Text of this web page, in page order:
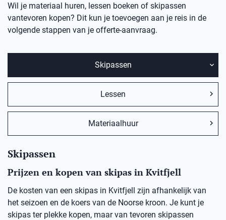
Wil je materiaal huren, lessen boeken of skipassen
vantevoren kopen? Dit kun je toevoegen aan je reis in de
volgende stappen van je offerte-aanvraag.
Skipassen
Lessen
Materiaalhuur
Skipassen
Prijzen en kopen van skipas in Kvitfjell
De kosten van een skipas in Kvitfjell zijn afhankelijk van
het seizoen en de koers van de Noorse kroon. Je kunt je
skipas ter plekke kopen, maar van tevoren skipassen